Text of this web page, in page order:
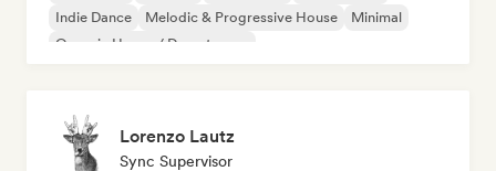
Indie Dance
Melodic & Progressive House
Minimal
Organic House / Downtempo
Lorenzo Lautz
Sync Supervisor